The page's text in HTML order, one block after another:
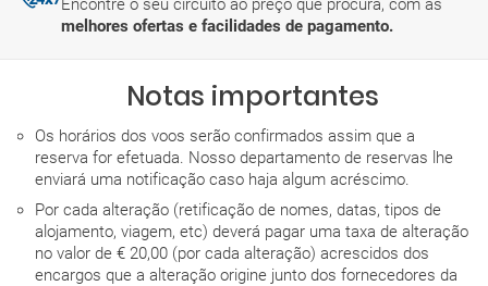
Encontre o seu circuito ao preço que procura, com as
melhores ofertas e facilidades de pagamento.
Notas importantes
Os horários dos voos serão confirmados assim que a
reserva for efetuada. Nosso departamento de reservas lhe
enviará uma notificação caso haja algum acréscimo.
Por cada alteração (retificação de nomes, datas, tipos de
alojamento, viagem, etc) deverá pagar uma taxa de alteração
no valor de € 20,00 (por cada alteração) acrescidos dos
encargos que a alteração origine junto dos fornecedores da